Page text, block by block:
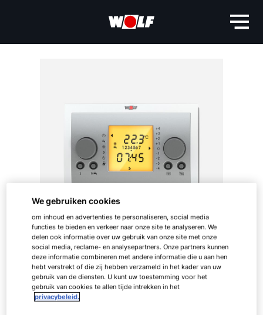
We gebruiken cookies
om inhoud en advertenties te personaliseren, social media
functies te bieden en verkeer naar onze site te analyseren. We
delen ook informatie over uw gebruik van onze site met onze
social media, reclame- en analysepartners. Onze partners kunnen
deze informatie combineren met andere informatie die u aan hen
hebt verstrekt of die zij hebben verzameld in het kader van uw
gebruik van de diensten. U kunt uw toestemming voor het
gebruik van cookies te allen tijde intrekken in het
privacybeleid.